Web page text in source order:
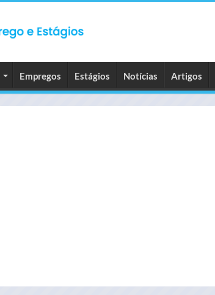
Empregos Estágios Notícias Artigos